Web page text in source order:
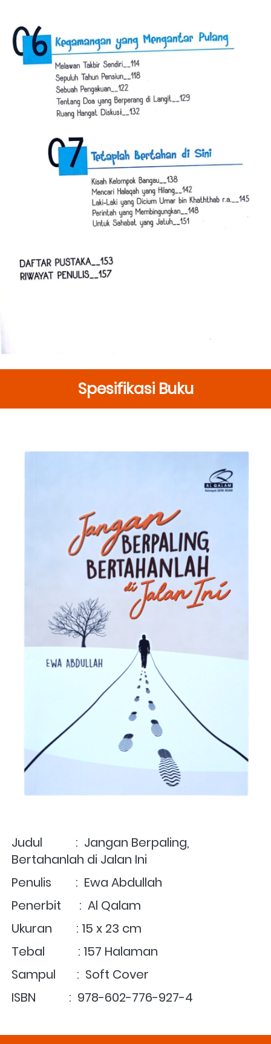
Spesifikasi Buku
Judul           :  Jangan Berpaling,
Bertahanlah di Jalan Ini
Penulis        : Ewa Abdullah
Penerbit      :  Al Qalam
Ukuran        : 15 x 23 cm
Tebal           : 157 Halaman
Sampul       :  Soft Cover
ISBN           : 978-602-776-927-4